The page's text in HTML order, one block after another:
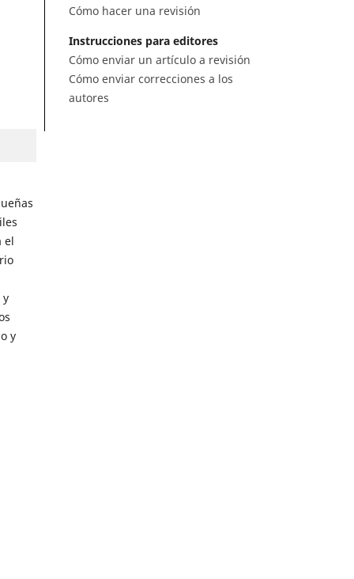
el
y
Cómo hacer una revisión
Instrucciones para editores
Cómo enviar un artículo a revisión
Cómo enviar correcciones a los
autores